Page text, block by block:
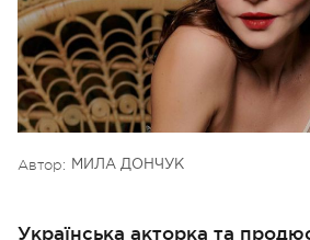
Автор: МИЛА ДОНЧУК
Українська акторка та